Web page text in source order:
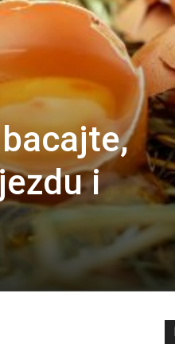
i